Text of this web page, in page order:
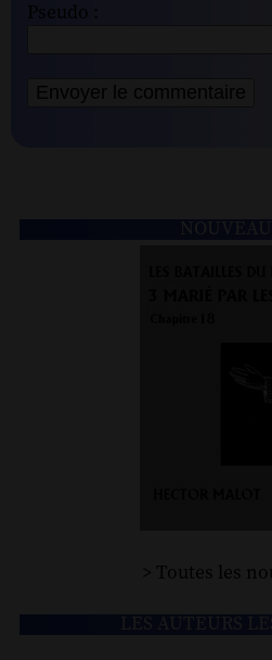
Pseudo :
> Toutes les